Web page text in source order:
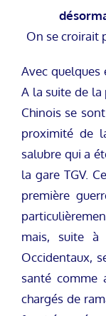
On se croirait
Avec quelques
A la suite de la
Chinois se
proximité de
salubre qui a
la gare TGV.
première
mais, suite
Occidentaux,
santé comme
chargés de